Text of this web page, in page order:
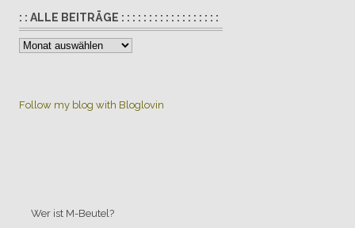
: : ALLE BEITRÄGE : : : : : : : : : : : : : : : : : :
:
Follow my blog with Bloglovin
Wer ist M-Beutel?